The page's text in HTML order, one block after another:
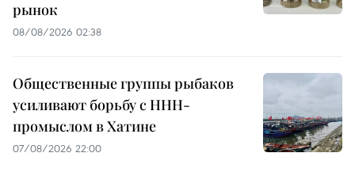
рынок
08/08/2026 02:38
Общественные группы рыбаков
усиливают борьбу с ННН-
промыслом в Хатине
07/08/2026 22:00